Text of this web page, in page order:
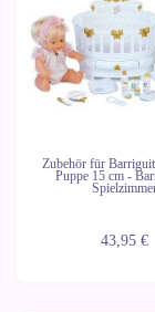
Zubehör für
Puppe 15 cm -
43,95 €